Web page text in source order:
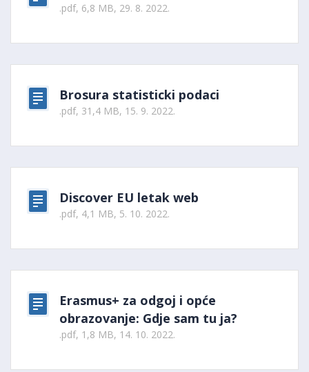
.pdf, 6,8 MB, 29. 8. 2022.
Brosura statisticki podaci
.pdf, 31,4 MB, 15. 9. 2022.
Discover EU letak web
.pdf, 4,1 MB, 5. 10. 2022.
Erasmus+ za odgoj i opće
obrazovanje: Gdje sam tu ja?
.pdf, 1,8 MB, 14. 10. 2022.